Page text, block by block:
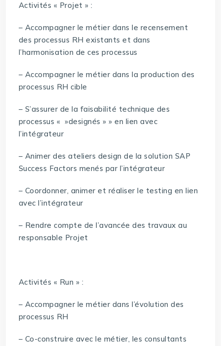
Activités « Projet » :
– Accompagner le métier dans le recensement
des processus RH existants et dans
l’harmonisation de ces processus
– Accompagner le métier dans la production des
processus RH cible
– S’assurer de la faisabilité technique des
processus « »designés » » en lien avec
l’intégrateur
– Animer des ateliers design de la solution SAP
Success Factors menés par l’intégrateur
– Coordonner, animer et réaliser le testing en lien
avec l’intégrateur
– Rendre compte de l’avancée des travaux au
responsable Projet
Activités « Run » :
– Accompagner le métier dans l’évolution des
processus RH
– Co-construire avec le métier, les consultants